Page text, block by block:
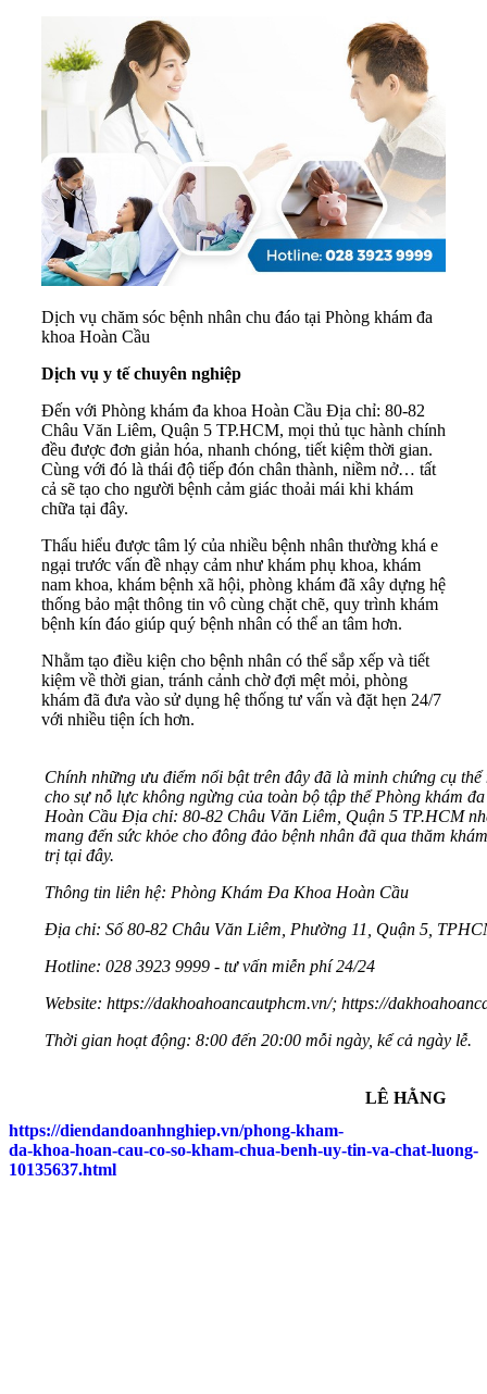
Dịch vụ chăm sóc bệnh nhân chu đáo tại Phòng khám đa
khoa Hoàn Cầu
Dịch vụ y tế chuyên nghiệp
Đến với Phòng khám đa khoa Hoàn Cầu Địa chỉ: 80-82
Châu Văn Liêm, Quận 5 TP.HCM, mọi thủ tục hành chính
đều được đơn giản hóa, nhanh chóng, tiết kiệm thời gian.
Cùng với đó là thái độ tiếp đón chân thành, niềm nở… tất
cả sẽ tạo cho người bệnh cảm giác thoải mái khi khám
chữa tại đây.
Thấu hiểu được tâm lý của nhiều bệnh nhân thường khá e
ngại trước vấn đề nhạy cảm như khám phụ khoa, khám
nam khoa, khám bệnh xã hội, phòng khám đã xây dựng hệ
thống bảo mật thông tin vô cùng chặt chẽ, quy trình khám
bệnh kín đáo giúp quý bệnh nhân có thể an tâm hơn.
Nhằm tạo điều kiện cho bệnh nhân có thể sắp xếp và tiết
kiệm về thời gian, tránh cảnh chờ đợi mệt mỏi, phòng
khám đã đưa vào sử dụng hệ thống tư vấn và đặt hẹn 24/7
với nhiều tiện ích hơn.
Chính những ưu điểm nổi bật trên đây đã là minh chứng cụ thể
cho sự nỗ lực không ngừng của toàn bộ tập thể Phòng khám
Hoàn Cầu Địa chỉ: 80-82 Châu Văn Liêm, Quận 5 TP.HCM
mang đến sức khỏe cho đông đảo bệnh nhân đã qua thăm
trị tại đây.
Thông tin liên hệ: Phòng Khám Đa Khoa Hoàn Cầu
Địa chỉ: Số 80-82 Châu Văn Liêm, Phường 11, Quận 5,
Hotline: 028 3923 9999 - tư vấn miễn phí 24/24
Website: https://dakhoahoancautphcm.vn/; https://
Thời gian hoạt động: 8:00 đến 20:00 mỗi ngày, kể cả ngày lễ.
LÊ HẰNG
https://diendandoanhnghiep.vn/phong-kham-
da-khoa-hoan-cau-co-so-kham-chua-benh-uy-tin-va-chat-luong-
10135637.html